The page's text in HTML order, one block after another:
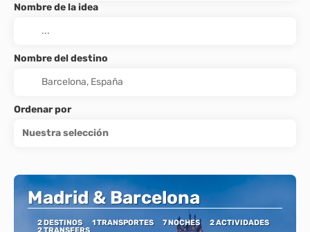
Nombre de la idea
Nombre del destino
Ordenar por
Nuestra selección
Madrid & Barcelona
2 DESTINOS 1 TRANSPORTES 7 NOCHES
2 ACTIVIDADES